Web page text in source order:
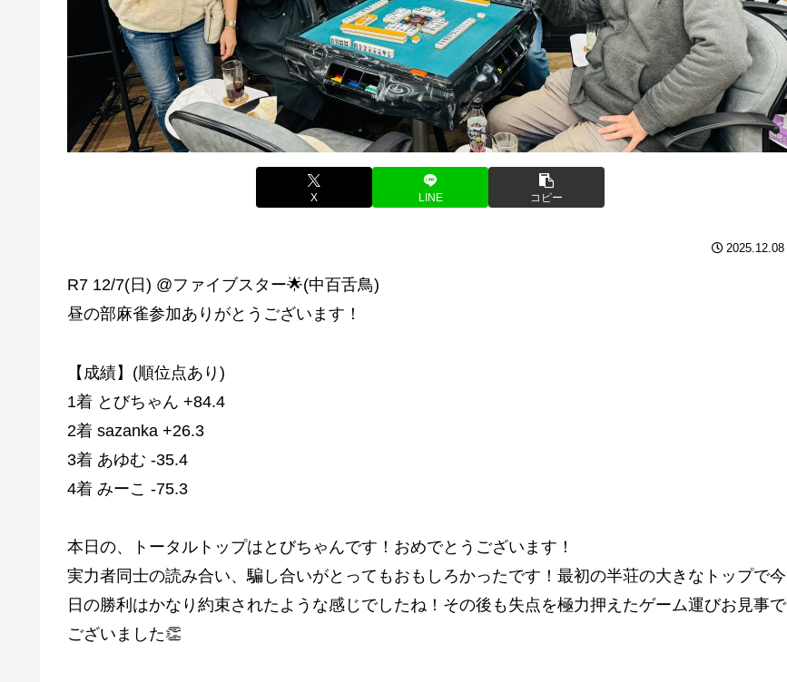
X LINE コピー
2025.12.08
R7 12/7(日) @ファイブスター🌟(中百舌鳥)
昼の部麻雀参加ありがとうございます！
【成績】(順位点あり)
1着 とびちゃん +84.4
2着 sazanka +26.3
3着 あゆむ -35.4
4着 みーこ -75.3
本日の、トータルトップはとびちゃんです！おめでとうございます！
実力者同士の読み合い、騙し合いがとってもおもしろかったです！最初の半荘の大きなトップで今
日の勝利はかなり約束されたような感じでしたね！その後も失点を極力押えたゲーム運びお見事で
ございました👏